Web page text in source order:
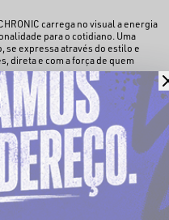
carrega no visual a energia
para o cotidiano. Uma
se expressa através do estilo e
direta e com a força de quem
VER O PREÇO